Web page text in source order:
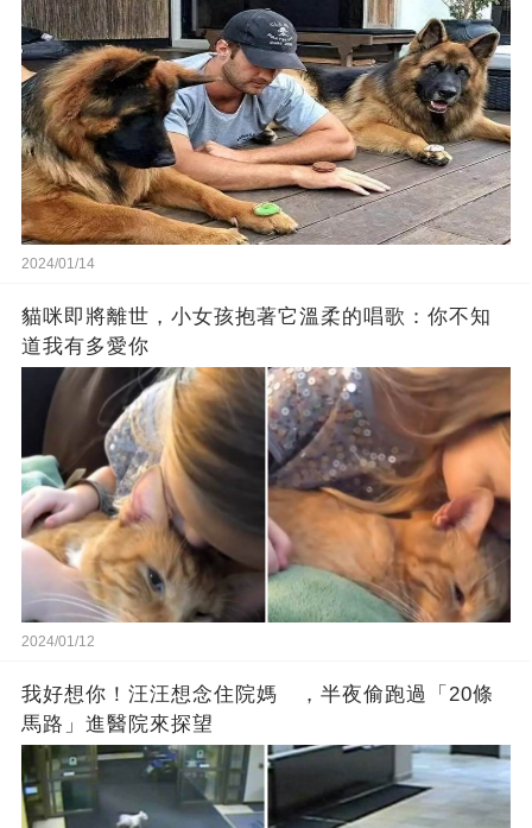
2024/01/14
貓咪即將離世，小女孩抱著它溫柔的唱歌：你不知
道我有多愛你
2024/01/12
我好想你！汪汪想念住院媽 ，半夜偷跑過「20條
馬路」進醫院來探望